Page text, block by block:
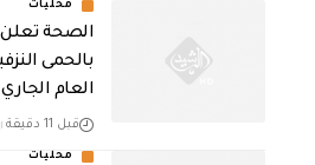
محليات
العام الجاري
قبل 11 دقيقة
محليات